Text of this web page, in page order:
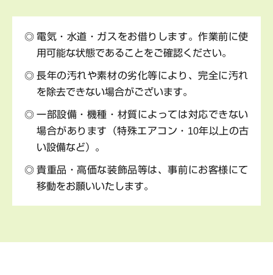
電気・水道・ガスをお借りします。作業前に使
用可能な状態であることをご確認ください。
長年の汚れや素材の劣化等により、完全に汚れ
を除去できない場合がございます。
一部設備・機種・材質によっては対応できない
場合があります（特殊エアコン・10年以上の古
い設備など）。
貴重品・高価な装飾品等は、事前にお客様にて
移動をお願いいたします。